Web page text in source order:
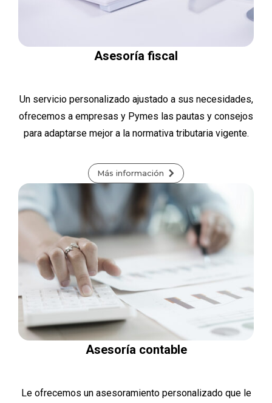
Asesoría fiscal
Un servicio personalizado ajustado a sus necesidades,
ofrecemos a empresas y Pymes las pautas y consejos
para adaptarse mejor a la normativa tributaria vigente.
Más información
Asesoría contable
Le ofrecemos un asesoramiento personalizado que le